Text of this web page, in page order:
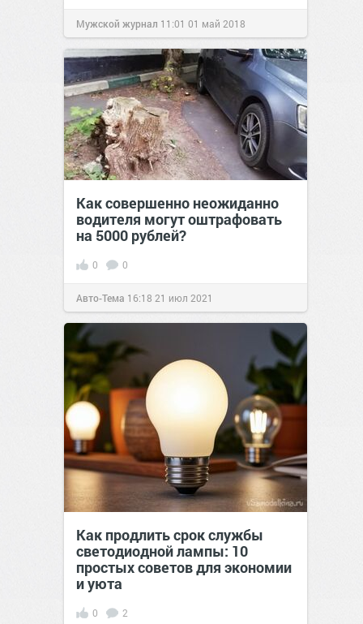
Мужской журнал 11:01 01 май 2018
Как совершенно неожиданно
водителя могут оштрафовать
на 5000 рублей?
0 0
Авто-Тема 16:18 21 июл 2021
Как продлить срок службы
светодиодной лампы: 10
простых советов для экономии
и уюта
0 2